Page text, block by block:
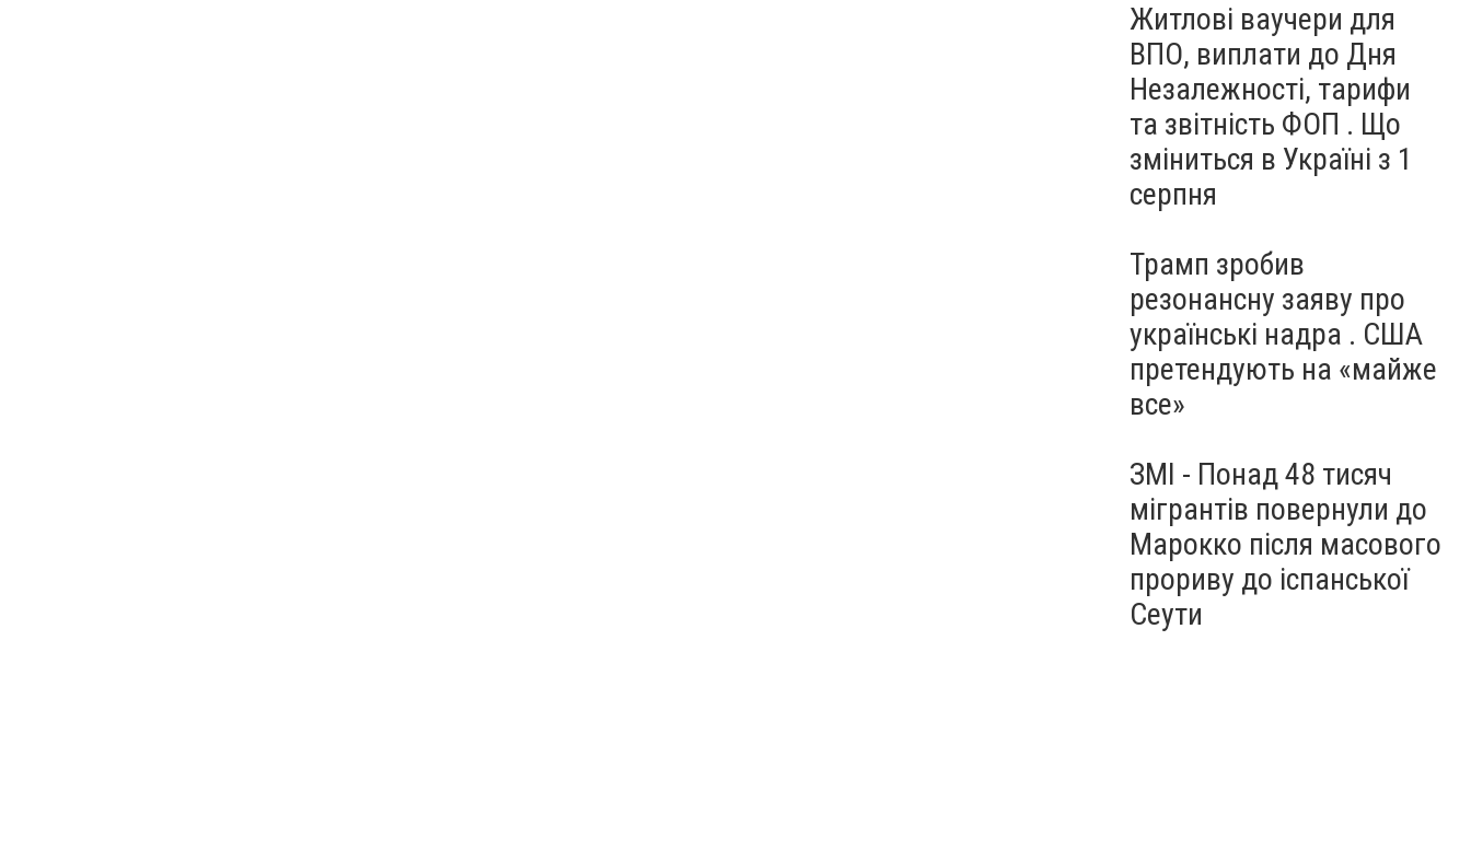
Житлові ваучери для
ВПО, виплати до Дня
Незалежності, тарифи
та звітність ФОП . Що
зміниться в Україні з 1
серпня
Трамп зробив
резонансну заяву про
українські надра . США
претендують на «майже
все»
ЗМІ - Понад 48 тисяч
мігрантів повернули до
Марокко після масового
прориву до іспанської
Сеути